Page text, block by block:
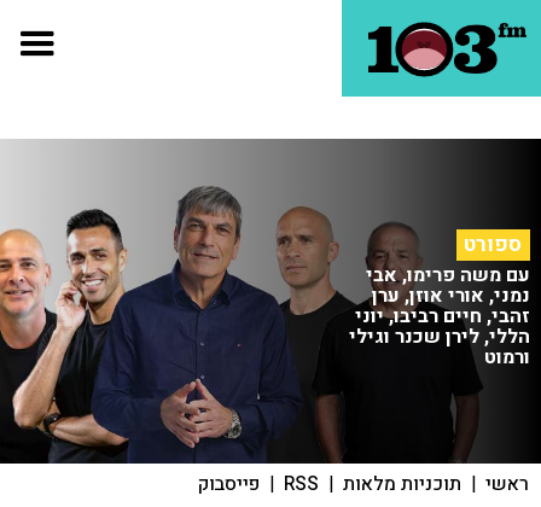
ספורט
עם משה פרימו, אבי
נמני, אורי אוזן, ערן
זהבי, חיים רביבו, יוני
הללי, לירן שכנר וגילי
ורמוט
ראשי | תוכניות מלאות |
RSS
| פייסבוק